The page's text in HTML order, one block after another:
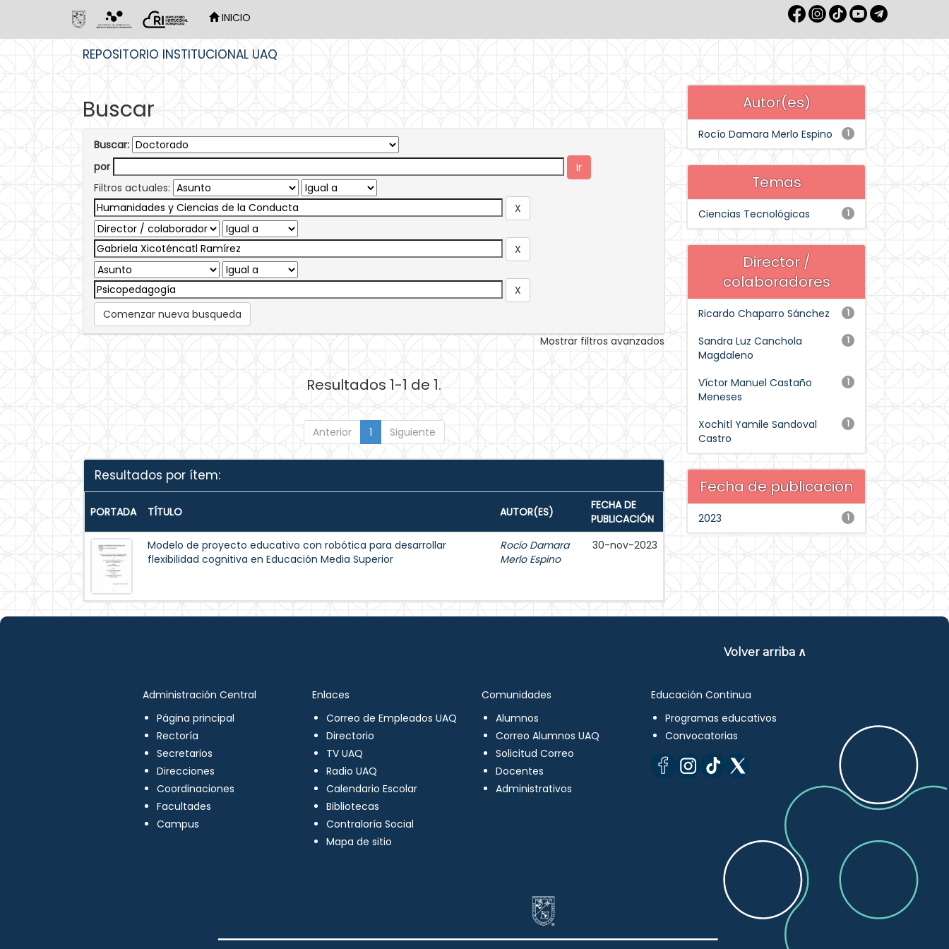
INICIO
REPOSITORIO INSTITUCIONAL UAQ
Buscar
Buscar:
por
Filtros actuales:
Comenzar nueva busqueda
Mostrar filtros avanzados
Resultados 1-1 de 1.
Anterior 1 Siguiente
Resultados por ítem:
PORTADA TÍTULO AUTOR(ES)
FECHA DE
PUBLICACIÓN
Modelo de proyecto educativo con robótica para desarrollar
flexibilidad cognitiva en Educación Media Superior
Rocío Damara
Merlo Espino
30-nov-2023
Autor(es)
1
Rocío Damara Merlo Espino
Temas
1
Ciencias Tecnológicas
Director /
colaboradores
1
Ricardo Chaparro Sánchez
1
Sandra Luz Canchola
Magdaleno
1
Víctor Manuel Castaño
Meneses
1
Xochitl Yamile Sandoval
Castro
Fecha de publicación
1
2023
Volver arriba ∧
Administración Central
Página principal
Rectoría
Secretarios
Direcciones
Coordinaciones
Facultades
Campus
Enlaces
Correo de Empleados UAQ
Directorio
TV UAQ
Radio UAQ
Calendario Escolar
Bibliotecas
Contraloría Social
Mapa de sitio
Comunidades
Alumnos
Correo Alumnos UAQ
Solicitud Correo
Docentes
Administrativos
Educación Continua
Programas educativos
Convocatorias